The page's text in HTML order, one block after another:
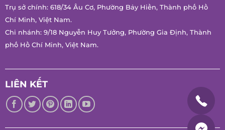
Trụ sở chính: 618/34 Âu Cơ, Phường Bảy Hiền, Thành phố Hồ
Chí Minh, Việt Nam.
Chi nhánh: 9/18 Nguyễn Huy Tưởng, Phường Gia Định, Thành
phố Hồ Chí Minh, Việt Nam.
LIÊN KẾT